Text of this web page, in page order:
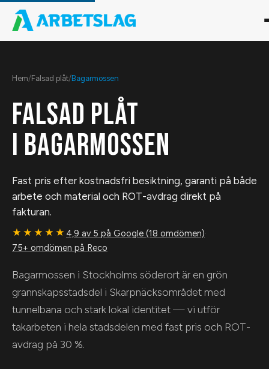
Hem/Falsad plåt/Bagarmossen
FALSAD PLÅT
I BAGARMOSSEN
Fast pris efter kostnadsfri besiktning, garanti på både
arbete och material och ROT-avdrag direkt på
fakturan.
★★★★★ 4,9 av 5 på Google (18 omdömen)·
75+ omdömen på Reco
Bagarmossen i Stockholms söderort är en grön
grannskapsstadsdel i Skarpnäcksområdet med
tunnelbana och stark lokal identitet — vi utför
takarbeten i hela stadsdelen med fast pris och ROT-
avdrag på 30 %.